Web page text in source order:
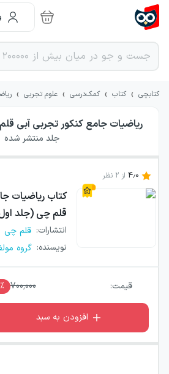
کتابچی › کتاب › کمک‌درسی › علوم تجربی ›
ریاضیات جامع کنکور تجربی آبی
جلد منتشر شده
4.0 از2 نظر
کتاب ریاضیات
قلم چی (جلد
انتشارات: قلم چی
نویسنده: گروه
قیمت: 700,000 ٪
افزودن به سبد